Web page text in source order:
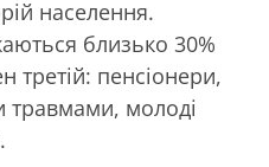
населення.
близько 30%
третій: пенсіонери,
травмами, молоді